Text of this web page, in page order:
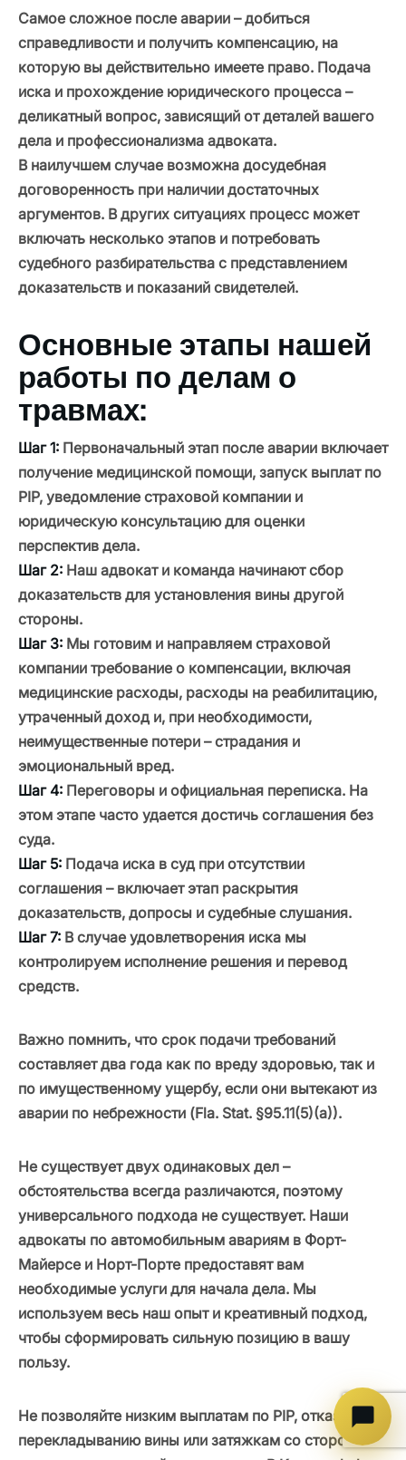
Самое сложное после аварии – добиться
справедливости и получить компенсацию, на
которую вы действительно имеете право. Подача
иска и прохождение юридического процесса –
деликатный вопрос, зависящий от деталей вашего
дела и профессионализма адвоката.
В наилучшем случае возможна досудебная
договоренность при наличии достаточных
аргументов. В других ситуациях процесс может
включать несколько этапов и потребовать
судебного разбирательства с представлением
доказательств и показаний свидетелей.
Основные этапы нашей
работы по делам о
травмах:
Шаг 1: Первоначальный этап после аварии включает
получение медицинской помощи, запуск выплат по
PIP, уведомление страховой компании и
юридическую консультацию для оценки
перспектив дела.
Шаг 2: Наш адвокат и команда начинают сбор
доказательств для установления вины другой
стороны.
Шаг 3: Мы готовим и направляем страховой
компании требование о компенсации, включая
медицинские расходы, расходы на реабилитацию,
утраченный доход и, при необходимости,
неимущественные потери – страдания и
эмоциональный вред.
Шаг 4: Переговоры и официальная переписка. На
этом этапе часто удается достичь соглашения без
суда.
Шаг 5: Подача иска в суд при отсутствии
соглашения – включает этап раскрытия
доказательств, допросы и судебные слушания.
Шаг 7: В случае удовлетворения иска мы
контролируем исполнение решения и перевод
средств.
Важно помнить, что срок подачи требований
составляет два года как по вреду здоровью, так и
по имущественному ущербу, если они вытекают из
аварии по небрежности (Fla. Stat. §95.11(5)(a)).
Не существует двух одинаковых дел –
обстоятельства всегда различаются, поэтому
универсального подхода не существует. Наши
адвокаты по автомобильным авариям в Форт-
Майерсе и Норт-Порте предоставят вам
необходимые услуги для начала дела. Мы
используем весь наш опыт и креативный подход,
чтобы сформировать сильную позицию в вашу
пользу.
Не позволяйте низким выплатам по PIP, отказам,
перекладыванию вины или затяжкам со стороны